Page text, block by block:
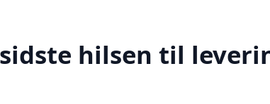
hilsen til